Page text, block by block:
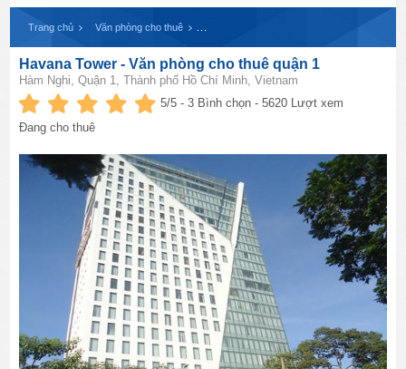
Trang chủ Văn phòng cho thuê
Havana Tower - Văn phòng cho thuê quận 1
Hàm Nghi, Quận 1, Thành phố Hồ Chí Minh, Vietnam
5/5 -3 Bình chọn - 5620 Lượt xem
Đang cho thuê